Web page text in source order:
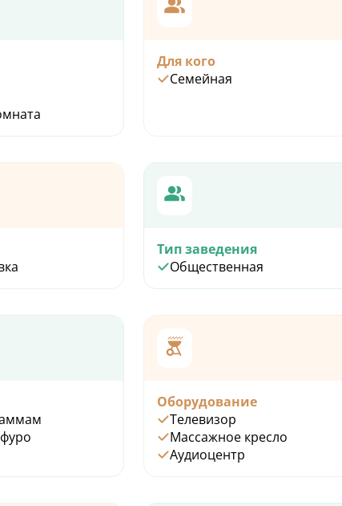
Для кого
Семейная
Тип заведения
Общественная
Оборудование
Телевизор
Массажное кресло
Аудиоцентр